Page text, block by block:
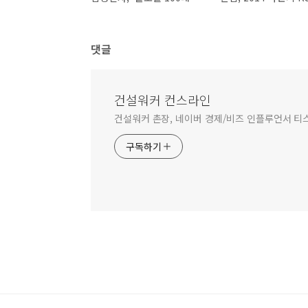
댓글
건설워커 컨스라인
건설워커 촌장, 네이버 경제/비즈 인플루언서 티
구독하기